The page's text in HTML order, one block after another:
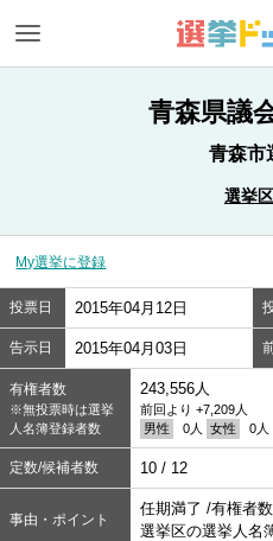
青森県議
青森市
選挙
My選挙に登録
投票日 2015年04月12日
告示日 2015年04月03日
有権者数
※無投票時は選挙
人名簿登録者数
243,556人
前回より +7,209人
男性
0人 女性 0人
定数/候補者数 10 / 12
事由・ポイント
任期満了 /有権者
選挙区の選挙人名